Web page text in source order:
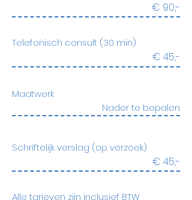
€ 90,-
Telefonisch consult (30 min)
€ 45,-
Maatwerk
Nader te bepalen
Schriftelijk verslag (op verzoek)
€ 45,-
Alle tarieven zijn inclusief BTW